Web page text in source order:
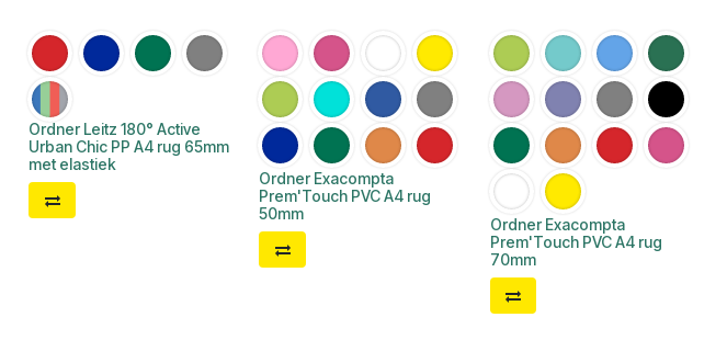
Ordner Leitz 180° Active
Urban Chic PP A4 rug 65mm
met elastiek
Ordner Exacompta
Prem'Touch PVC A4 rug
50mm
Ordner Exacompta
Prem'Touch PVC A4 rug
70mm